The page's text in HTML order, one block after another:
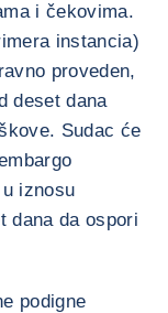
i čekovima.
instancia)
proveden,
deset dana
Sudac će
iznosu
dana da ospori
podigne